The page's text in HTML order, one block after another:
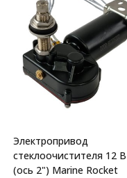
Электропривод
стеклоочистителя 12 В
(ось 2") Marine Rocket